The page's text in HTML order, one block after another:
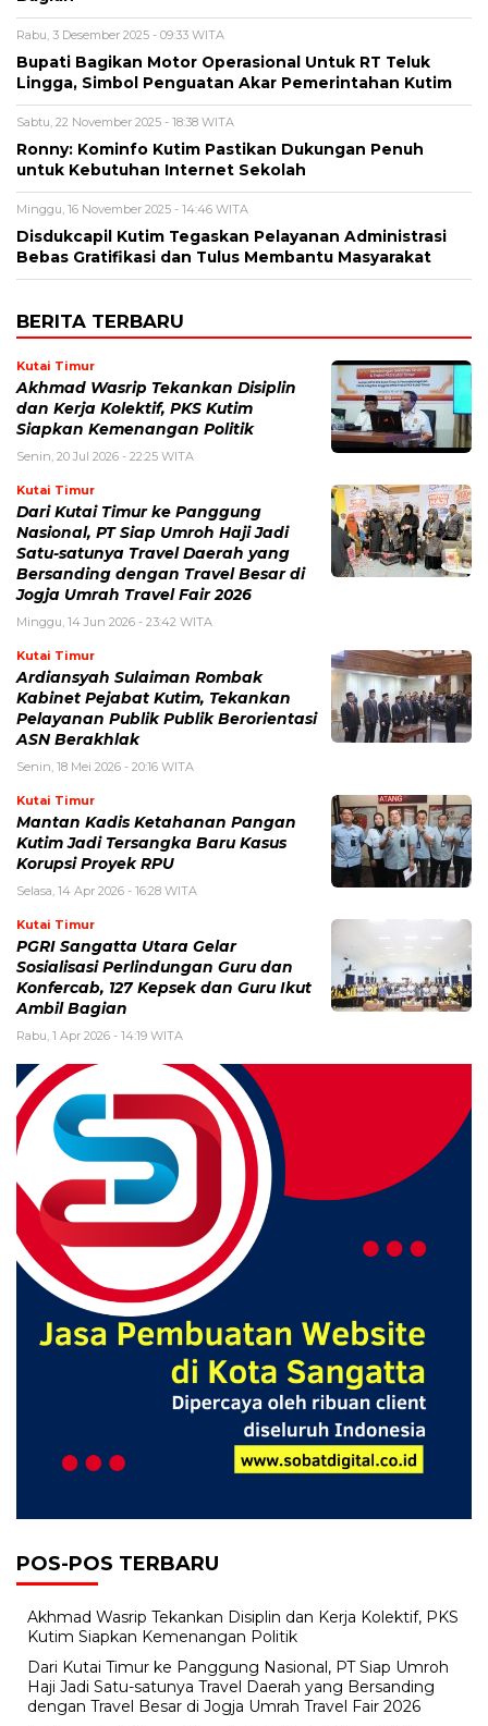
Rabu, 3 Desember 2025 - 09:33 WITA
Bupati Bagikan Motor Operasional Untuk RT Teluk
Lingga, Simbol Penguatan Akar Pemerintahan Kutim
Sabtu, 22 November 2025 - 18:38 WITA
Ronny: Kominfo Kutim Pastikan Dukungan Penuh
untuk Kebutuhan Internet Sekolah
Minggu, 16 November 2025 - 14:46 WITA
Disdukcapil Kutim Tegaskan Pelayanan Administrasi
Bebas Gratifikasi dan Tulus Membantu Masyarakat
BERITA TERBARU
Kutai Timur
Akhmad Wasrip Tekankan Disiplin
dan Kerja Kolektif, PKS Kutim
Siapkan Kemenangan Politik
Senin, 20 Jul 2026 - 22:25 WITA
Kutai Timur
Dari Kutai Timur ke Panggung
Nasional, PT Siap Umroh Haji Jadi
Satu-satunya Travel Daerah yang
Bersanding dengan Travel Besar di
Jogja Umrah Travel Fair 2026
Minggu, 14 Jun 2026 - 23:42 WITA
Kutai Timur
Ardiansyah Sulaiman Rombak
Kabinet Pejabat Kutim, Tekankan
Pelayanan Publik Publik Berorientasi
ASN Berakhlak
Senin, 18 Mei 2026 - 20:16 WITA
Kutai Timur
Mantan Kadis Ketahanan Pangan
Kutim Jadi Tersangka Baru Kasus
Korupsi Proyek RPU
Selasa, 14 Apr 2026 - 16:28 WITA
Kutai Timur
PGRI Sangatta Utara Gelar
Sosialisasi Perlindungan Guru dan
Konfercab, 127 Kepsek dan Guru Ikut
Ambil Bagian
Rabu, 1 Apr 2026 - 14:19 WITA
POS-POS TERBARU
Akhmad Wasrip Tekankan Disiplin dan Kerja Kolektif, PKS
Kutim Siapkan Kemenangan Politik
Dari Kutai Timur ke Panggung Nasional, PT Siap Umroh
Haji Jadi Satu-satunya Travel Daerah yang Bersanding
dengan Travel Besar di Jogja Umrah Travel Fair 2026